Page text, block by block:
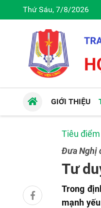
Thứ Sáu, 7/8/2026
GIỚI THIỆU
Tiêu điểm
Đưa Nghị
Tư
Trong
mạnh